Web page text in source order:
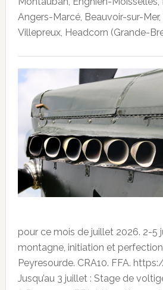
Angers-Marcé, Beauvoir-sur-
Villepreux, Headcorn (Grande-
pour ce mois de juillet 2026. 2-5
montagne, initiation et
Peyresourde. CRA10. FFA.
Jusqu’au 3 juillet : Stage de